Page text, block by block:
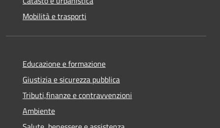
Mobilità e trasporti
Educazione e formazione
Giustizia e sicurezza pubblica
Tributi,finanze e contravvenzioni
Ambiente